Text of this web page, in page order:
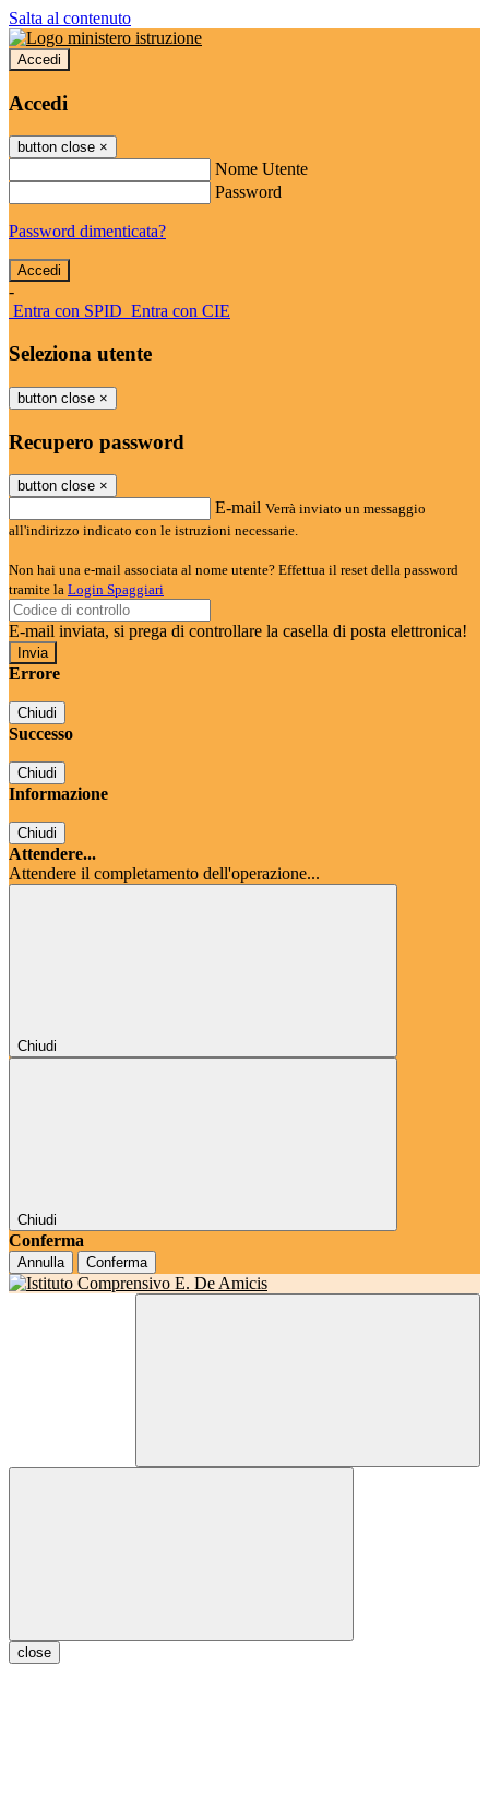
Salta al contenuto
Accedi
Accedi
button close ×
Nome Utente
Password
Password dimenticata?
-
Entra con SPID Entra con CIE
Seleziona utente
button close ×
Recupero password
button close ×
E-mail Verrà inviato un messaggio
all'indirizzo indicato con le istruzioni necessarie.
Non hai una e-mail associata al nome utente? Effettua il reset della password
tramite la Login Spaggiari
E-mail inviata, si prega di controllare la casella di posta elettronica!
Errore
Chiudi
Successo
Chiudi
Informazione
Chiudi
Attendere...
Attendere il completamento dell'operazione...
Chiudi
Chiudi
Conferma
Annulla Conferma
close